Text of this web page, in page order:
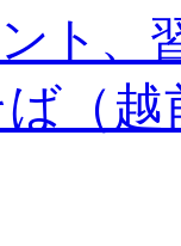
ト、
（越